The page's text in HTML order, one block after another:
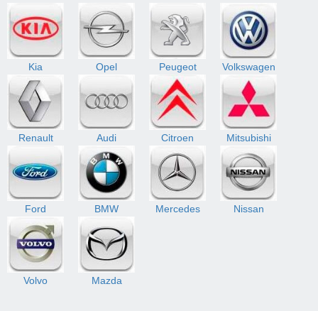
Kia Opel Peugeot Volkswagen
Renault Audi Citroen Mitsubishi
Ford BMW Mercedes Nissan
Volvo Mazda